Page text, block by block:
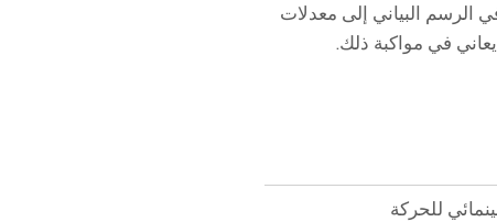
في الرسم البياني إلى معدلات
للحركة